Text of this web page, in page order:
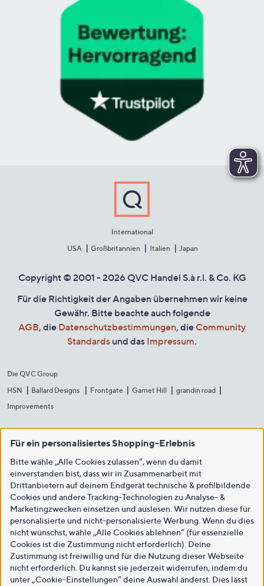
International
USA
Großbritannien Italien Japan
Copyright © 2001 - 2026 QVC Handel S.à r.l. & Co. KG
Für die Richtigkeit der Angaben übernehmen wir keine
Gewähr. Bitte beachte auch folgende
AGB, die Datenschutzbestimmungen, die Community
Standards und das Impressum.
Die QVC Group
HSN
Ballard Designs Frontgate Garnet Hill
grandin road
Improvements
Für ein personalisiertes Shopping-Erlebnis
Bitte wähle „Alle Cookies zulassen“, wenn du damit
einverstanden bist, dass wir in Zusammenarbeit mit
Drittanbietern auf deinem Endgerät technische & profilbildende
Cookies und andere Tracking-Technologien zu Analyse- &
Marketingzwecken einsetzen und auslesen. Wir nutzen diese für
personalisierte und nicht-personalisierte Werbung. Wenn du dies
nicht wünschst, wähle „Alle Cookies ablehnen“ (für essenzielle
Cookies ist die Zustimmung nicht erforderlich). Deine
Zustimmung ist freiwillig und für die Nutzung dieser Webseite
nicht erforderlich. Du kannst sie jederzeit widerrufen, indem du
unter „Cookie-Einstellungen“ deine Auswahl änderst. Dies lässt